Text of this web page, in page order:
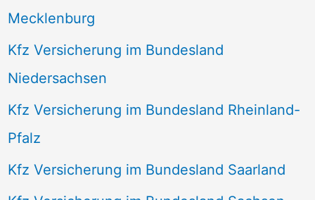
Mecklenburg
Kfz Versicherung im Bundesland
Niedersachsen
Kfz Versicherung im Bundesland Rheinland-
Pfalz
Kfz Versicherung im Bundesland Saarland